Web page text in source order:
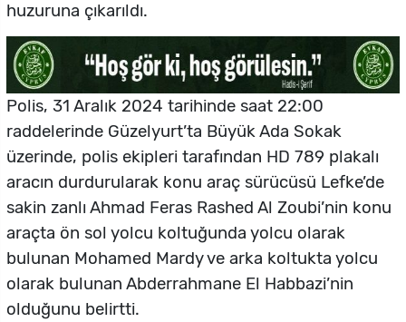
huzuruna çıkarıldı.
Polis, 31 Aralık 2024 tarihinde saat 22:00
raddelerinde Güzelyurt’ta Büyük Ada Sokak
üzerinde, polis ekipleri tarafından HD 789 plakalı
aracın durdurularak konu araç sürücüsü Lefke’de
sakin zanlı Ahmad Feras Rashed Al Zoubi’nin konu
araçta ön sol yolcu koltuğunda yolcu olarak
bulunan Mohamed Mardy ve arka koltukta yolcu
olarak bulunan Abderrahmane El Habbazi’nin
olduğunu belirtti.